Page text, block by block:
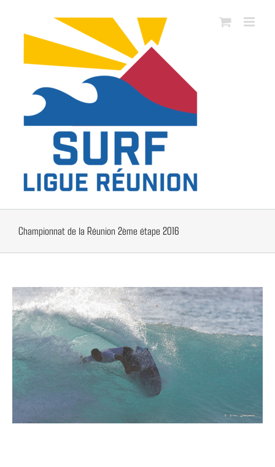
contenu
Championnat de la Réunion 2ème étape 2016
View
Larger
Image